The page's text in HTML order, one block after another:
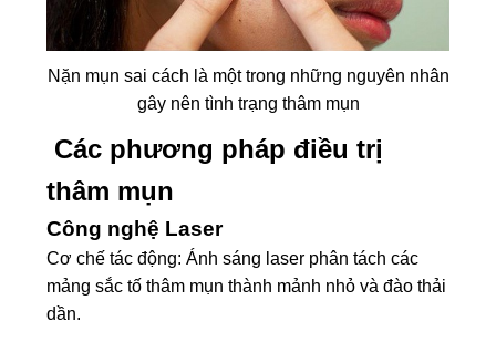
Nặn mụn sai cách là một trong những nguyên nhân
gây nên tình trạng thâm mụn
Các phương pháp điều trị
thâm mụn
Công nghệ Laser
Cơ chế tác động: Ánh sáng laser phân tách các
mảng sắc tố thâm mụn thành mảnh nhỏ và đào thải
dần.